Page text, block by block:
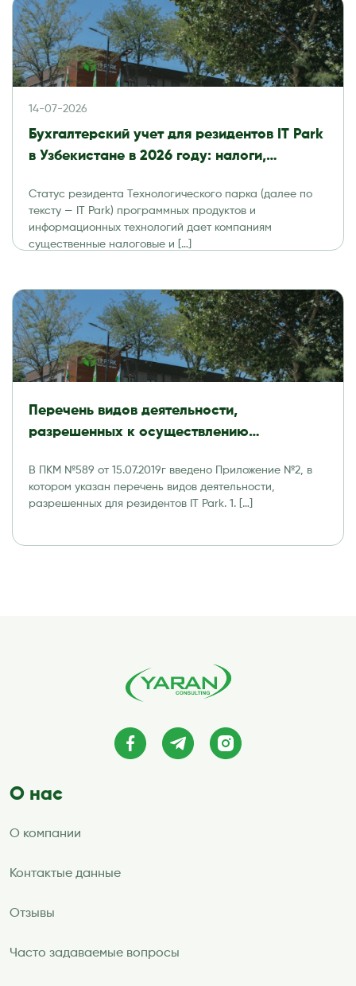
14-07-2026
Бухгалтерский учет для резидентов IT Park
в Узбекистане в 2026 году: налоги,
Статус резидента Технологического парка (далее по
тексту — IT Park) программных продуктов и
информационных технологий дает компаниям
существенные налоговые и […]
Перечень видов деятельности,
разрешенных к осуществлению
программных продуктов и
информационных технологий (IT Park)
В ПКМ №589 от 15.07.2019г введено Приложение №2, в
котором указан перечень видов деятельности,
разрешенных для резидентов IT Park. 1. […]
О нас
О компании
Контактые данные
Отзывы
Часто задаваемые вопросы